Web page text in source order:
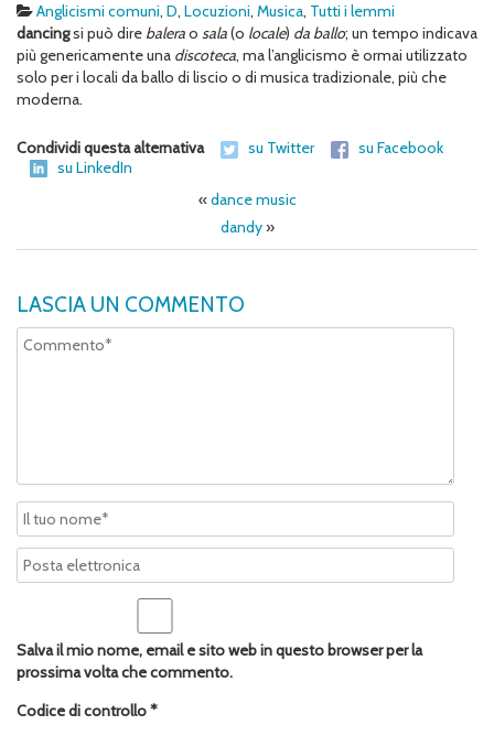
Anglicismi comuni, D, Locuzioni, Musica, Tutti i lemmi
dancingsi può dire balerao sala(o locale) da ballo; un tempo indicava
più genericamente una discoteca, ma l’anglicismo è ormai utilizzato
solo per i locali da ballo di liscio o di musica tradizionale, più che
moderna.
Condividi questa alternativa su Twitter
su Facebook
su LinkedIn
«dance music
dandy»
LASCIA UN COMMENTO
Salva il mio nome, email e sito web in questo browser per la
prossima volta che commento.
Codice di controllo*